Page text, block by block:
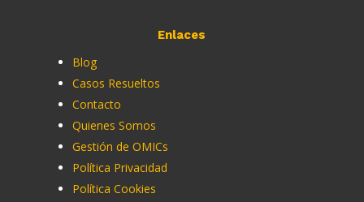
Enlaces
Blog
Casos Resueltos
Contacto
Quienes Somos
Gestión de OMICs
Política Privacidad
Política Cookies